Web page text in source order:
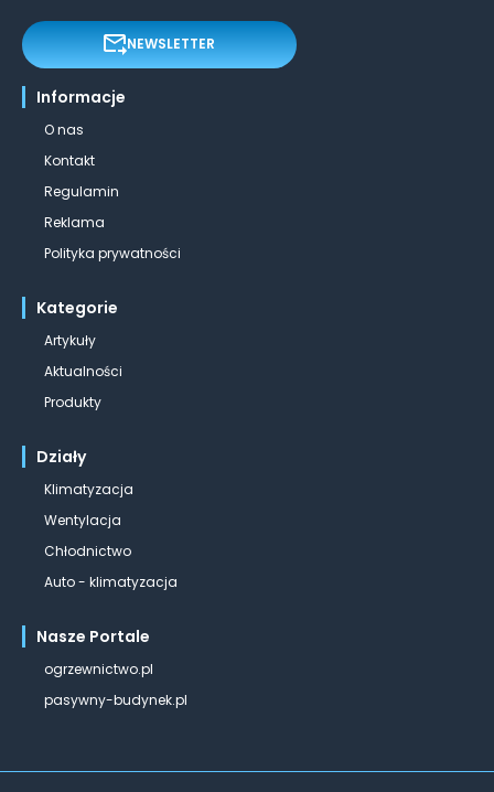
NEWSLETTER
Informacje
O nas
Kontakt
Regulamin
Reklama
Polityka prywatności
Kategorie
Artykuły
Aktualności
Produkty
Działy
Klimatyzacja
Wentylacja
Chłodnictwo
Auto - klimatyzacja
Nasze Portale
ogrzewnictwo.pl
pasywny-budynek.pl